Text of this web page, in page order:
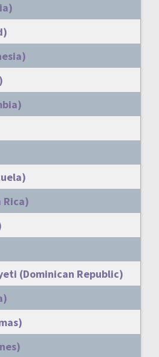
Rica)
(Dominican Republic)